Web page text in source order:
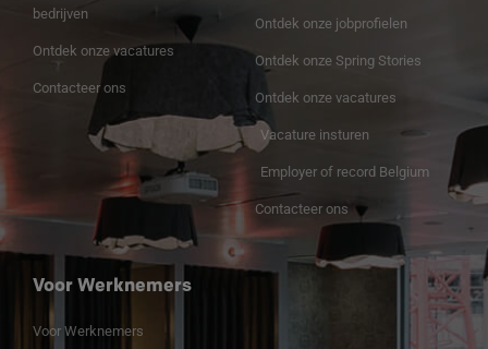
bedrijven
Ontdek onze vacatures
Contacteer ons
Ontdek onze jobprofielen
Ontdek onze Spring Stories
Ontdek onze vacatures
Vacature insturen
Employer of record Belgium
Contacteer ons
Voor Werknemers
Voor Werknemers